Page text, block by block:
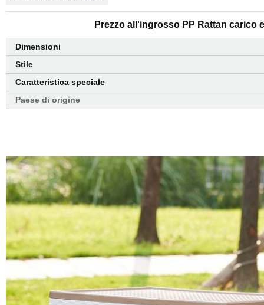
Prezzo all'ingrosso PP Rattan carico
Dimensioni
Stile
Caratteristica speciale
Paese di origine